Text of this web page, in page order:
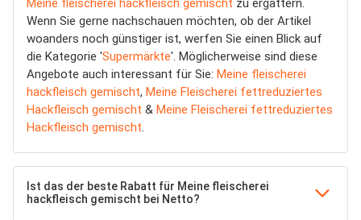
Meine fleischerei hackfleisch gemischt zu ergattern.
Wenn Sie gerne nachschauen möchten, ob der Artikel
woanders noch günstiger ist, werfen Sie einen Blick auf
die Kategorie 'Supermärkte'. Möglicherweise sind diese
Angebote auch interessant für Sie: Meine fleischerei
hackfleisch gemischt, Meine Fleischerei fettreduziertes
Hackfleisch gemischt & Meine Fleischerei fettreduziertes
Hackfleisch gemischt.
Ist das der beste Rabatt für Meine fleischerei
hackfleisch gemischt bei Netto?